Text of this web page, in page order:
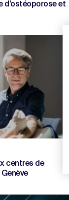
d’ostéoporose et
centres de